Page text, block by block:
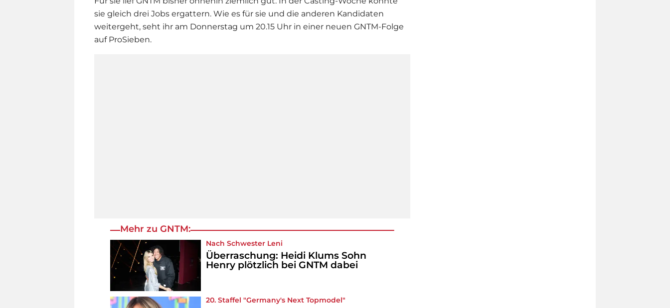
sie gleich drei Jobs ergattern. Wie es für sie und die anderen Kandidaten
weitergeht, seht ihr am Donnerstag um 20.15 Uhr in einer neuen GNTM-Folge
auf ProSieben.
Mehr zu GNTM:
Nach Schwester Leni
Überraschung: Heidi Klums Sohn
Henry plötzlich bei GNTM dabei
20. Staffel "Germany's Next Topmodel"